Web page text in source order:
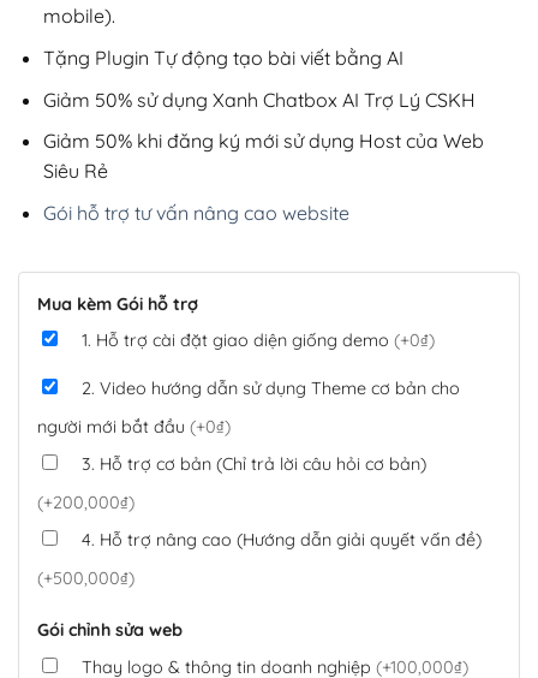
mobile).
Tặng Plugin Tự động tạo bài viết bằng AI
Giảm 50% sử dụng Xanh Chatbox AI Trợ Lý CSKH
Giảm 50% khi đăng ký mới sử dụng Host của Web
Siêu Rẻ
Gói hỗ trợ tư vấn nâng cao website
Mua kèm Gói hỗ trợ
1. Hỗ trợ cài đặt giao diện giống demo (+0₫)
2. Video hướng dẫn sử dụng Theme cơ bản cho
người mới bắt đầu (+0₫)
3. Hỗ trợ cơ bản (Chỉ trả lời câu hỏi cơ bản)
(+200,000₫)
4. Hỗ trợ nâng cao (Hướng dẫn giải quyết vấn đề)
(+500,000₫)
Gói chỉnh sửa web
Thay logo & thông tin doanh nghiệp (+100,000₫)